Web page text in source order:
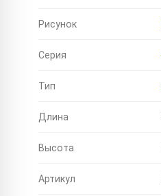
Рисунок
Серия
Тип
Длина
Высота
Артикул